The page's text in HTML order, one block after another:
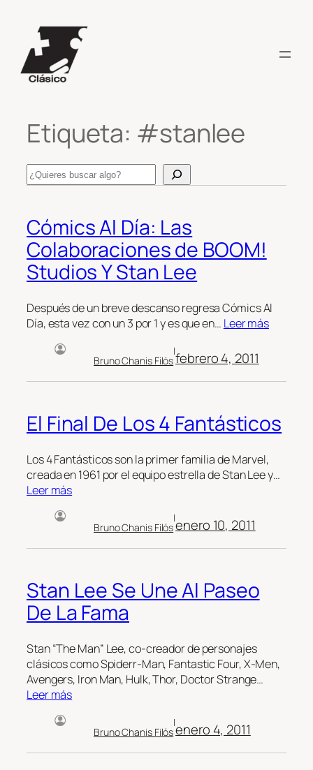
contenido
Etiqueta: #stanlee
Search
Cómics Al Día: Las
Colaboraciones de BOOM!
Studios Y Stan Lee
Después de un breve descanso regresa Cómics Al
Día, esta vez con un 3 por 1 y es que en… Leer más
Bruno Chanis Filós
|febrero 4, 2011
El Final De Los 4 Fantásticos
Los 4 Fantásticos son la primer familia de Marvel,
creada en 1961 por el equipo estrella de Stan Lee y…
Leer más
Bruno Chanis Filós
|enero 10, 2011
Stan Lee Se Une Al Paseo
De La Fama
Stan “The Man” Lee, co-creador de personajes
clásicos como Spiderr-Man, Fantastic Four, X-Men,
Avengers, Iron Man, Hulk, Thor, Doctor Strange…
Leer más
Bruno Chanis Filós
|enero 4, 2011